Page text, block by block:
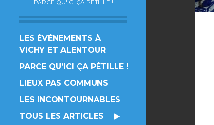
PARCE QU'ICI ÇA PÉTILLE !
LES ÉVÉNEMENTS À
VICHY ET ALENTOUR
PARCE QU’ICI ÇA PÉTILLE !
LIEUX PAS COMMUNS
LES INCONTOURNABLES
TOUS LES ARTICLES